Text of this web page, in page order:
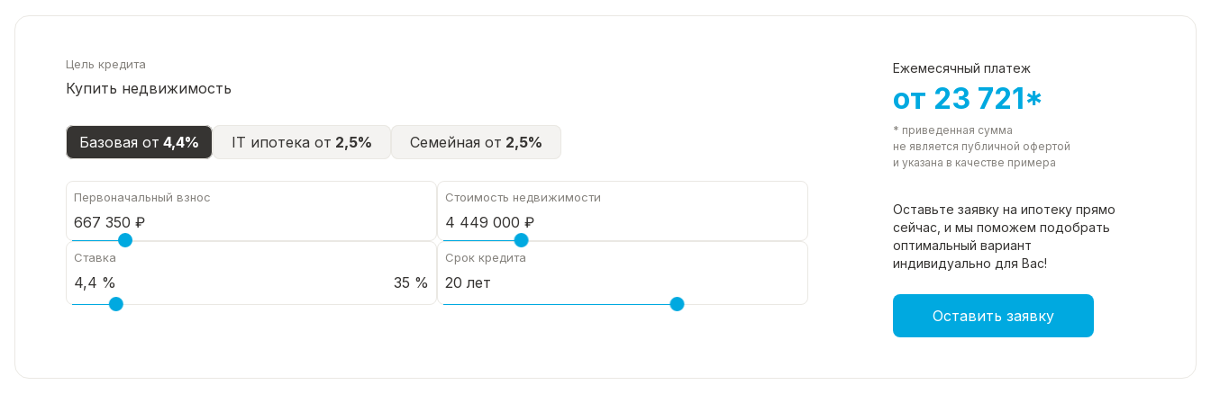
·Закрытый двор, видеонаблюдение 24/7, современные площадки.
Цель кредита
Купить недвижимость
Базовая от 4,4% IT ипотека от 2,5% Семейная от 2,5%
Первоначальный взнос Стоимость недвижимости
Ставка
35 %
Срок кредита
Ежемесячный платеж
от 23 721*
* приведенная сумма
не является публичной офертой
и указана в качестве примера
Оставьте заявку на ипотеку прямо
сейчас, и мы поможем подобрать
оптимальный вариант
индивидуально для Вас!
Оставить заявку